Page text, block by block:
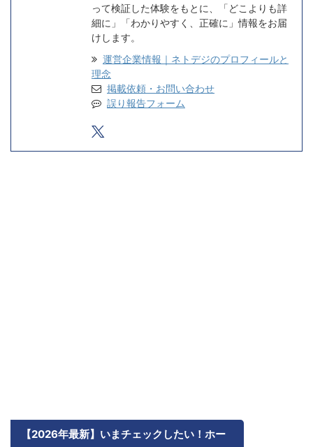
って検証した体験をもとに、「どこよりも詳
細に」「わかりやすく、正確に」情報をお届
けします。
運営企業情報｜ネトデジのプロフィールと
理念
掲載依頼・お問い合わせ
誤り報告フォーム
【2026年最新】いまチェックしたい！ホー